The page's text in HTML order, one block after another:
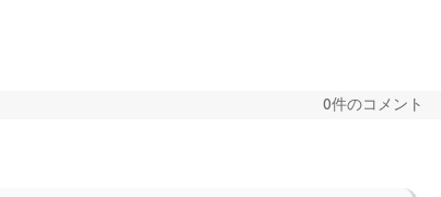
0件のコメント